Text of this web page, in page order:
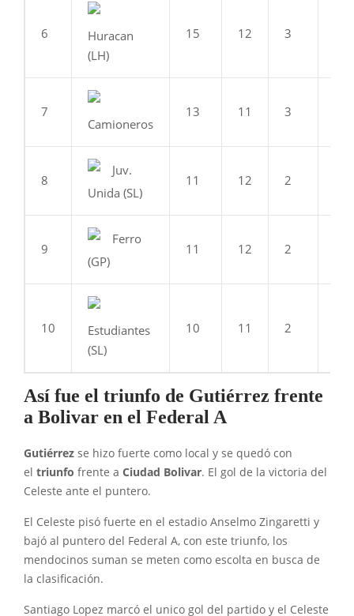
6
Huracan
(LH)
15 12 3
7
Camioneros
13 11 3
8
Juv.
Unida (SL)
11 12 2
9
Ferro
(GP)
11 12 2
10
Estudiantes
(SL)
10 11 2
Así fue el triunfo de Gutiérrez frente
a Bolivar en el Federal A
Gutiérrez se hizo fuerte como local y se quedó con
el triunfo frente a Ciudad Bolivar. El gol de la victoria del
Celeste ante el puntero.
El Celeste pisó fuerte en el estadio Anselmo Zingaretti y
bajó al puntero del Federal A, con este triunfo, los
mendocinos suman se meten como escolta en busca de
la clasificación.
Santiago Lopez marcó el unico gol del partido y el Celeste